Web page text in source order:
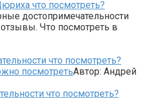
достопримечательности
Что посмотреть в
что посмотреть?
посмотретьАвтор: Андрей